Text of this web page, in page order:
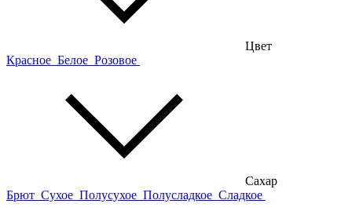
Цвет
Красное Белое Розовое
Сахар
Брют Сухое Полусухое Полусладкое Сладкое